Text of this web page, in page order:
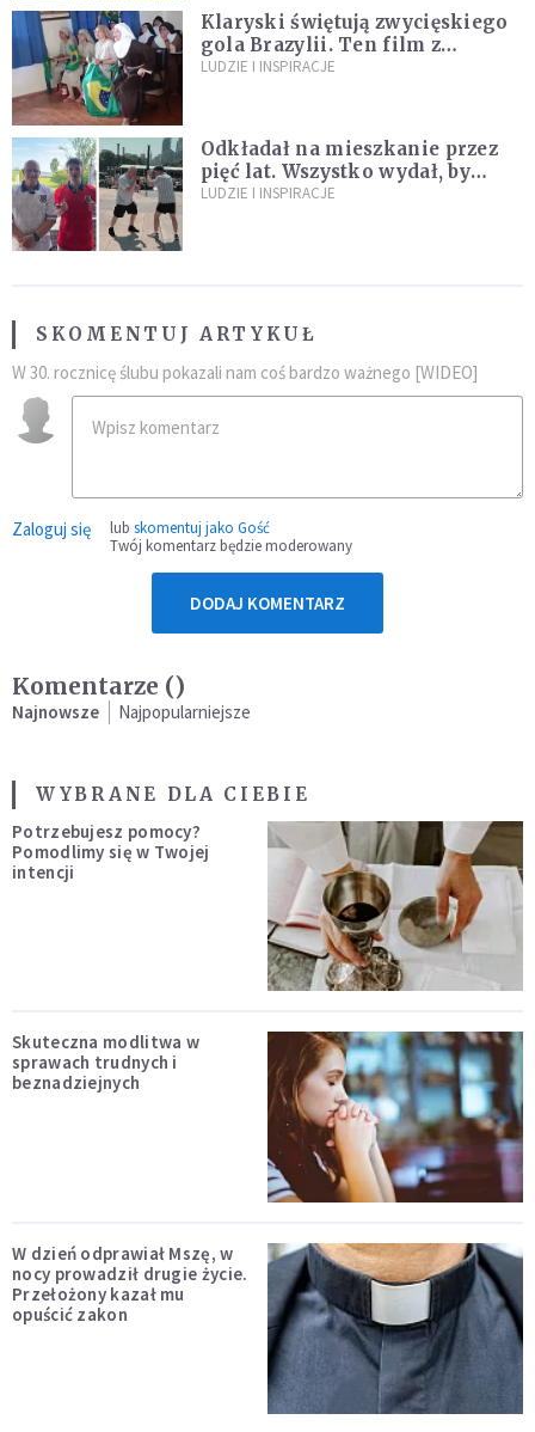
Klaryski świętują zwycięskiego
gola Brazylii. Ten film z
zakonnicami obejrzały już
LUDZIE I INSPIRACJE
Odkładał na mieszkanie przez
pięć lat. Wszystko wydał, by
spełnić marzenie 80-letniego
LUDZIE I INSPIRACJE
SKOMENTUJ ARTYKUŁ
W 30. rocznicę ślubu pokazali nam coś bardzo ważnego [WIDEO]
Zaloguj się lub skomentuj jako Gość
Twój komentarz będzie moderowany
DODAJ KOMENTARZ
Komentarze ()
Najnowsze Najpopularniejsze
WYBRANE DLA CIEBIE
Potrzebujesz pomocy?
Pomodlimy się w Twojej
intencji
Skuteczna modlitwa w
sprawach trudnych i
beznadziejnych
W dzień odprawiał Mszę, w
nocy prowadził drugie życie.
Przełożony kazał mu
opuścić zakon